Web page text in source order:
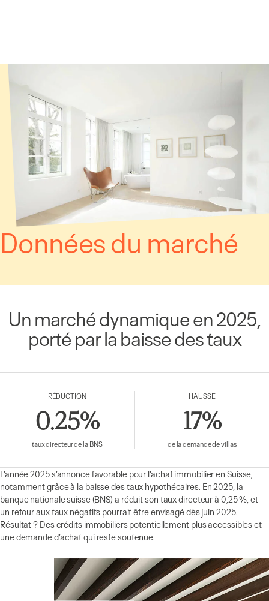
Données du marché
Un marché dynamique en 2025,
porté par la baisse des taux
RÉDUCTION
0.25%
taux directeur de la BNS
HAUSSE
17%
de la demande de villas
L’année 2025 s’annonce favorable pour l’achat immobilier en Suisse,
notamment grâce à la baisse des taux hypothécaires. En 2025, la
banque nationale suisse (BNS) a réduit son taux directeur à 0,25 %, et
un retour aux taux négatifs pourrait être envisagé dès juin 2025.
Résultat ? Des crédits immobiliers potentiellement plus accessibles et
une demande d’achat qui reste soutenue.